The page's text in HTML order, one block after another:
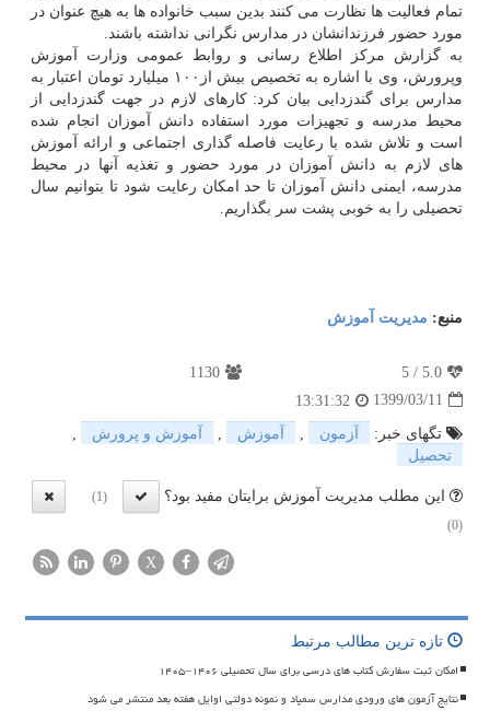
تمام فعالیت ها نظارت می کنند بدین سبب خانواده ها به هیچ عنوان در
مورد حضور فرزندانشان در مدارس نگرانی نداشته باشند.
به گزارش مرکز اطلاع رسانی و روابط عمومی وزارت آموزش
وپرورش، وی با اشاره به تخصیص بیش از۱۰۰ میلیارد تومان اعتبار به
مدارس برای گندزدایی بیان کرد: کارهای لازم در جهت گندزدایی از
محیط مدرسه و تجهیزات مورد استفاده دانش آموزان انجام شده
است و تلاش شده با رعایت فاصله گذاری اجتماعی و ارائه آموزش
های لازم به دانش آموزان در مورد حضور و تغذیه آنها در محیط
مدرسه، ایمنی دانش آموزان تا حد امکان رعایت شود تا بتوانیم سال
تحصیلی را به خوبی پشت سر بگذاریم.
منبع: مدیریت آموزش
5.0
/
5
1130
1399/03/11
13:31:32
تگهای خبر:
آزمون , آموزش , آموزش و پرورش
,
تحصیل
این مطلب مدیریت آموزش برایتان مفید بود؟
(1)
(0)
X
تازه ترین مطالب مرتبط
امکان ثبت سفارش کتاب های درسی برای سال تحصیلی ۱۴۰۶–۱۴۰۵
نتایج آزمون های ورودی مدارس سمپاد و نمونه دولتی اوایل هفته بعد منتشر می شود